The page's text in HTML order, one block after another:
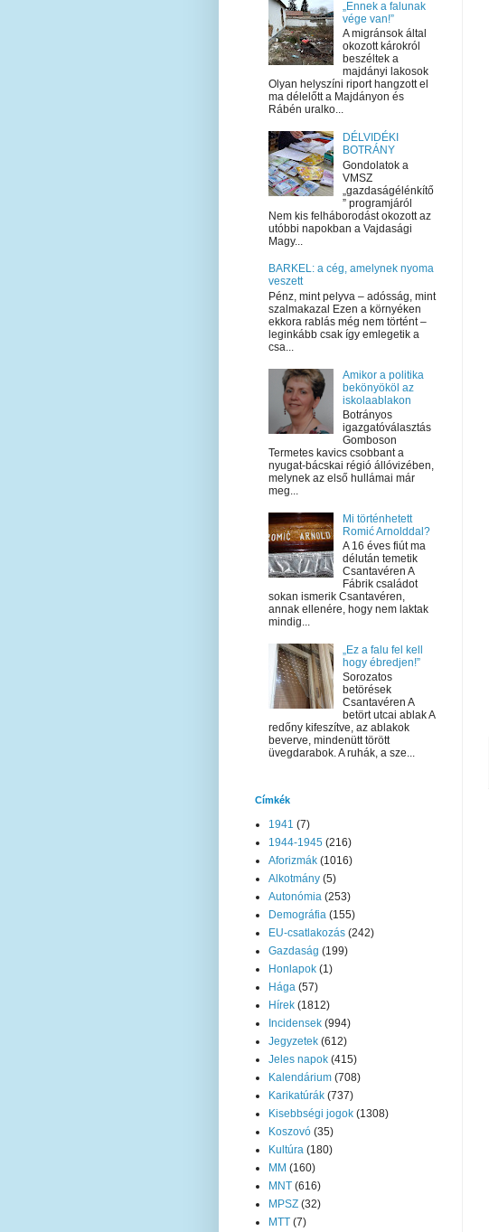
„Ennek a falunak
vége van!”
A migránsok által
okozott károkról
beszéltek a
majdányi lakosok
Olyan helyszíni riport hangzott el
ma délelőtt a Majdányon és
Rábén uralko...
DÉLVIDÉKI
BOTRÁNY
Gondolatok a
VMSZ
„gazdaságélénkítő
” programjáról
Nem kis felháborodást okozott az
utóbbi napokban a Vajdasági
Magy...
BARKEL: a cég, amelynek nyoma
veszett
Pénz, mint pelyva – adósság, mint
szalmakazal Ezen a környéken
ekkora rablás még nem történt –
leginkább csak így emlegetik a
csa...
Amikor a politika
bekönyököl az
iskolaablakon
Botrányos
igazgatóválasztás
Gomboson
Termetes kavics csobbant a
nyugat-bácskai régió állóvizében,
melynek az első hullámai már
meg...
Mi történhetett
Romić Arnolddal?
A 16 éves fiút ma
délután temetik
Csantavéren A
Fábrik családot
sokan ismerik Csantavéren,
annak ellenére, hogy nem laktak
mindig...
„Ez a falu fel kell
hogy ébredjen!”
Sorozatos
betörések
Csantavéren A
betört utcai ablak A
redőny kifeszítve, az ablakok
beverve, mindenütt törött
üvegdarabok. A ruhák, a sze...
Címkék
1941 (7)
1944-1945 (216)
Aforizmák (1016)
Alkotmány (5)
Autonómia (253)
Demográfia (155)
EU-csatlakozás (242)
Gazdaság (199)
Honlapok (1)
Hága (57)
Hírek (1812)
Incidensek (994)
Jegyzetek (612)
Jeles napok (415)
Kalendárium (708)
Karikatúrák (737)
Kisebbségi jogok (1308)
Koszovó (35)
Kultúra (180)
MM (160)
MNT (616)
MPSZ (32)
MTT (7)